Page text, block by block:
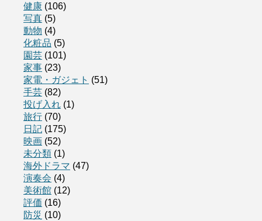
健康 (106)
写真 (5)
動物 (4)
化粧品 (5)
園芸 (101)
家事 (23)
家電・ガジェト (51)
手芸 (82)
投げ入れ (1)
旅行 (70)
日記 (175)
映画 (52)
未分類 (1)
海外ドラマ (47)
演奏会 (4)
美術館 (12)
評価 (16)
防災 (10)